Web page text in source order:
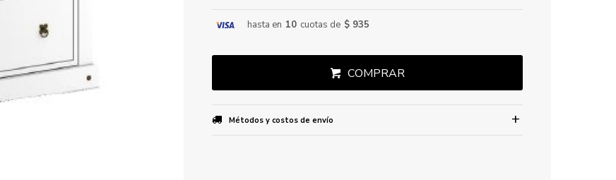
hasta en 10 cuotas de $ 935
COMPRAR
Métodos y costos de envío